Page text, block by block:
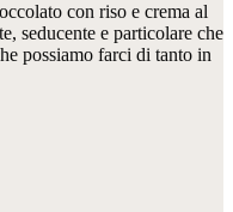
con riso e crema al
seducente e particolare che
possiamo farci di tanto in